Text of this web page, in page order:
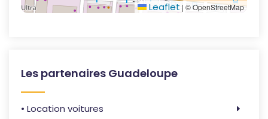
Leaflet | © OpenStreetMap
Les partenaires Guadeloupe
• Location voitures